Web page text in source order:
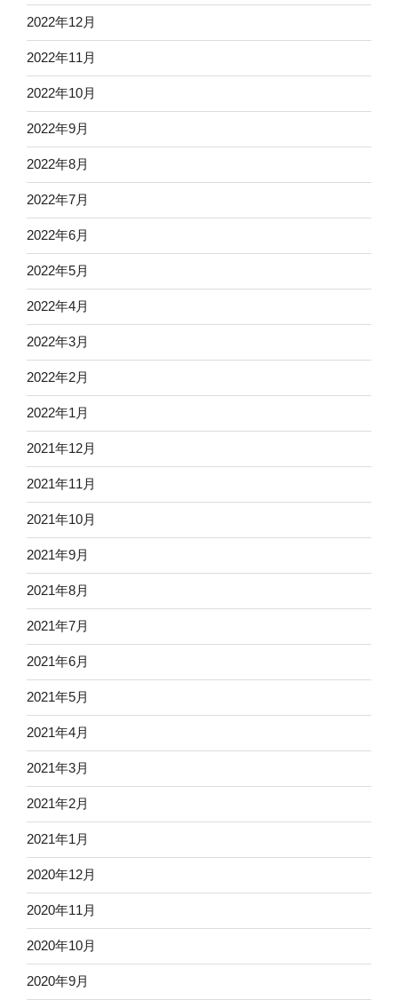
2022年12月
2022年11月
2022年10月
2022年9月
2022年8月
2022年7月
2022年6月
2022年5月
2022年4月
2022年3月
2022年2月
2022年1月
2021年12月
2021年11月
2021年10月
2021年9月
2021年8月
2021年7月
2021年6月
2021年5月
2021年4月
2021年3月
2021年2月
2021年1月
2020年12月
2020年11月
2020年10月
2020年9月